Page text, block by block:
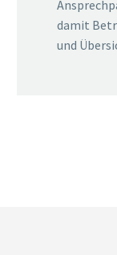
damit
und